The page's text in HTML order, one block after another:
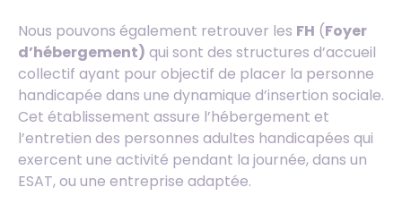
Nous pouvons également retrouver les FH (Foyer
d’hébergement) qui sont des structures d’accueil
collectif ayant pour objectif de placer la personne
handicapée dans une dynamique d’insertion sociale.
Cet établissement assure l’hébergement et
l’entretien des personnes adultes handicapées qui
exercent une activité pendant la journée, dans un
ESAT, ou une entreprise adaptée.